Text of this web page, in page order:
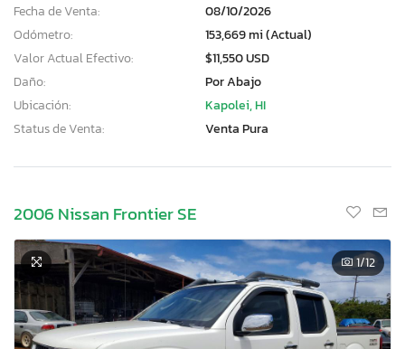
Fecha de Venta:
08/10/2026
Odómetro:
153,669 mi (Actual)
Valor Actual Efectivo:
$11,550 USD
Daño:
Por Abajo
Ubicación:
Kapolei, HI
Status de Venta:
Venta Pura
2006 Nissan Frontier SE
1/12